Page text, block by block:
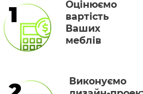
1
Оцінюємо
вартість
Ваших
меблів
Виконуємо